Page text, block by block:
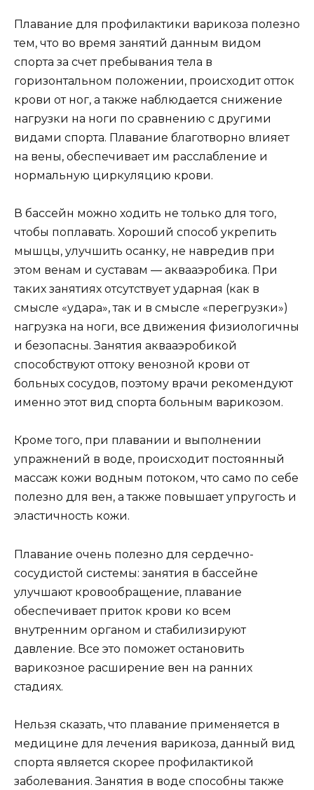
Плавание для профилактики варикоза полезно
тем, что во время занятий данным видом
спорта за счет пребывания тела в
горизонтальном положении, происходит отток
крови от ног, а также наблюдается снижение
нагрузки на ноги по сравнению с другими
видами спорта. Плавание благотворно влияет
на вены, обеспечивает им расслабление и
нормальную циркуляцию крови.
В бассейн можно ходить не только для того,
чтобы поплавать. Хороший способ укрепить
мышцы, улучшить осанку, не навредив при
этом венам и суставам — аквааэробика. При
таких занятиях отсутствует ударная (как в
смысле «удара», так и в смысле «перегрузки»)
нагрузка на ноги, все движения физиологичны
и безопасны. Занятия аквааэробикой
способствуют оттоку венозной крови от
больных сосудов, поэтому врачи рекомендуют
именно этот вид спорта больным варикозом.
Кроме того, при плавании и выполнении
упражнений в воде, происходит постоянный
массаж кожи водным потоком, что само по себе
полезно для вен, а также повышает упругость и
эластичность кожи.
Плавание очень полезно для сердечно-
сосудистой системы: занятия в бассейне
улучшают кровообращение, плавание
обеспечивает приток крови ко всем
внутренним органом и стабилизируют
давление. Все это поможет остановить
варикозное расширение вен на ранних
стадиях.
Нельзя сказать, что плавание применяется в
медицине для лечения варикоза, данный вид
спорта является скорее профилактикой
заболевания. Занятия в воде способны также